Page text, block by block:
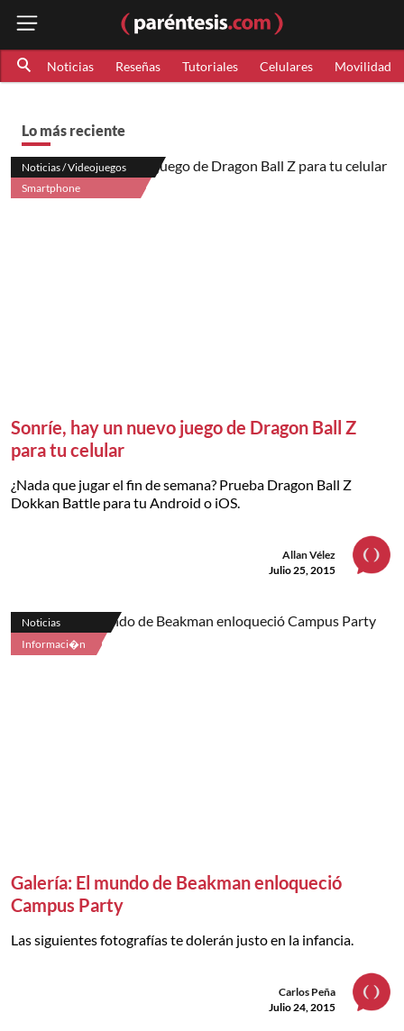
Noticias Reseñas Tutoriales Celulares Movilidad
Lo más reciente
Noticias / Videojuegos
Smartphone
Sonríe, hay un nuevo juego de Dragon Ball Z
para tu celular
¿Nada que jugar el fin de semana? Prueba Dragon Ball Z
Dokkan Battle para tu Android o iOS.
Allan Vélez
Julio 25, 2015
Noticias
Informaci�n
Galería: El mundo de Beakman enloqueció
Campus Party
Las siguientes fotografías te dolerán justo en la infancia.
Carlos Peña
Julio 24, 2015